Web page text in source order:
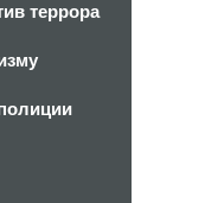
террора